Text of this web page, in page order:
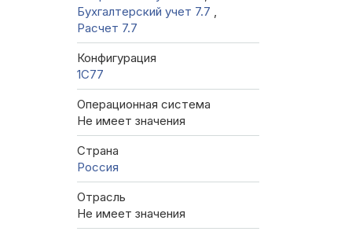
Бухгалтерский учет 7.7 ,
Расчет 7.7
Конфигурация
1C77
Операционная система
Не имеет значения
Страна
Россия
Отрасль
Не имеет значения